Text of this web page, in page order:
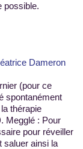
possible.
Dameron
(pour ce
spontanément
thérapie
Megglé : Pour
pour réveiller
saluer ainsi la